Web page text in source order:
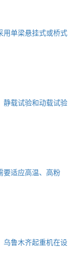
用单梁悬挂式或桥式
静载试验和动载试验
要适应高温、高粉
乌鲁木齐起重机在设